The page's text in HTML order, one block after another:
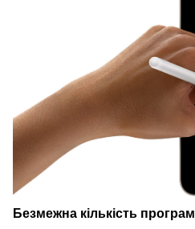
Безмежна кількість програм